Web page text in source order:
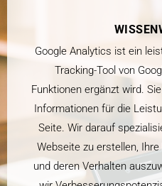
Google Analytics ist ein
Tracking-Tool von
Funktionen ergänzt wird.
Informationen für die
Seite. Wir darauf
Webseite zu erstellen,
und deren Verhalten